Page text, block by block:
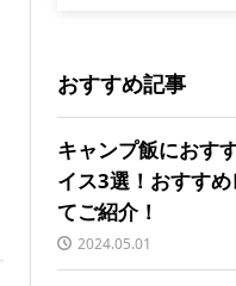
おすすめ記事
キャンプ飯におす
イス3選！おすす
てご紹介！
2024.05.01